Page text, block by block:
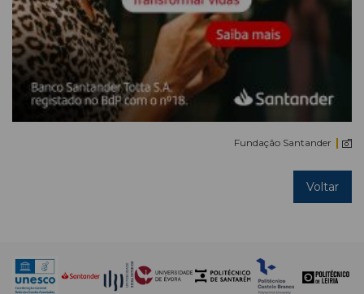
Fundação Santander
Voltar